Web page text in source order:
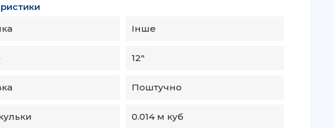
Інше
12″
Поштучно
0.014 м куб